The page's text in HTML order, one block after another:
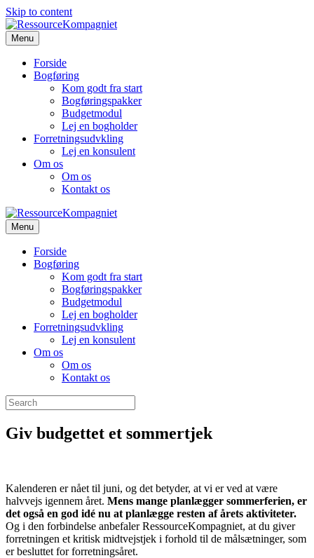
Skip to content
Menu
Forside
Bogføring
Kom godt fra start
Bogføringspakker
Budgetmodul
Lej en bogholder
Forretningsudvkling
Lej en konsulent
Om os
Om os
Kontakt os
Menu
Forside
Bogføring
Kom godt fra start
Bogføringspakker
Budgetmodul
Lej en bogholder
Forretningsudvkling
Lej en konsulent
Om os
Om os
Kontakt os
Giv budgettet et sommertjek
Kalenderen er nået til juni, og det betyder, at vi er ved at være
halvvejs igennem året. Mens mange planlægger sommerferien, er
det også en god idé nu at planlægge resten af årets aktiviteter.
Og i den forbindelse anbefaler RessourceKompagniet, at du giver
forretningen et kritisk midtvejstjek i forhold til de målsætninger, som
er besluttet for forretningsåret.